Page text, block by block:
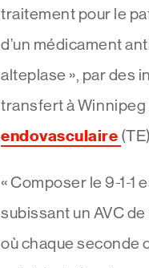
traitement pour le
d’un médicament
alteplase », par des
transfert à Winnipeg
endovasculaire
« Composer le 9-1-1
subissant un AVC
où chaque seconde